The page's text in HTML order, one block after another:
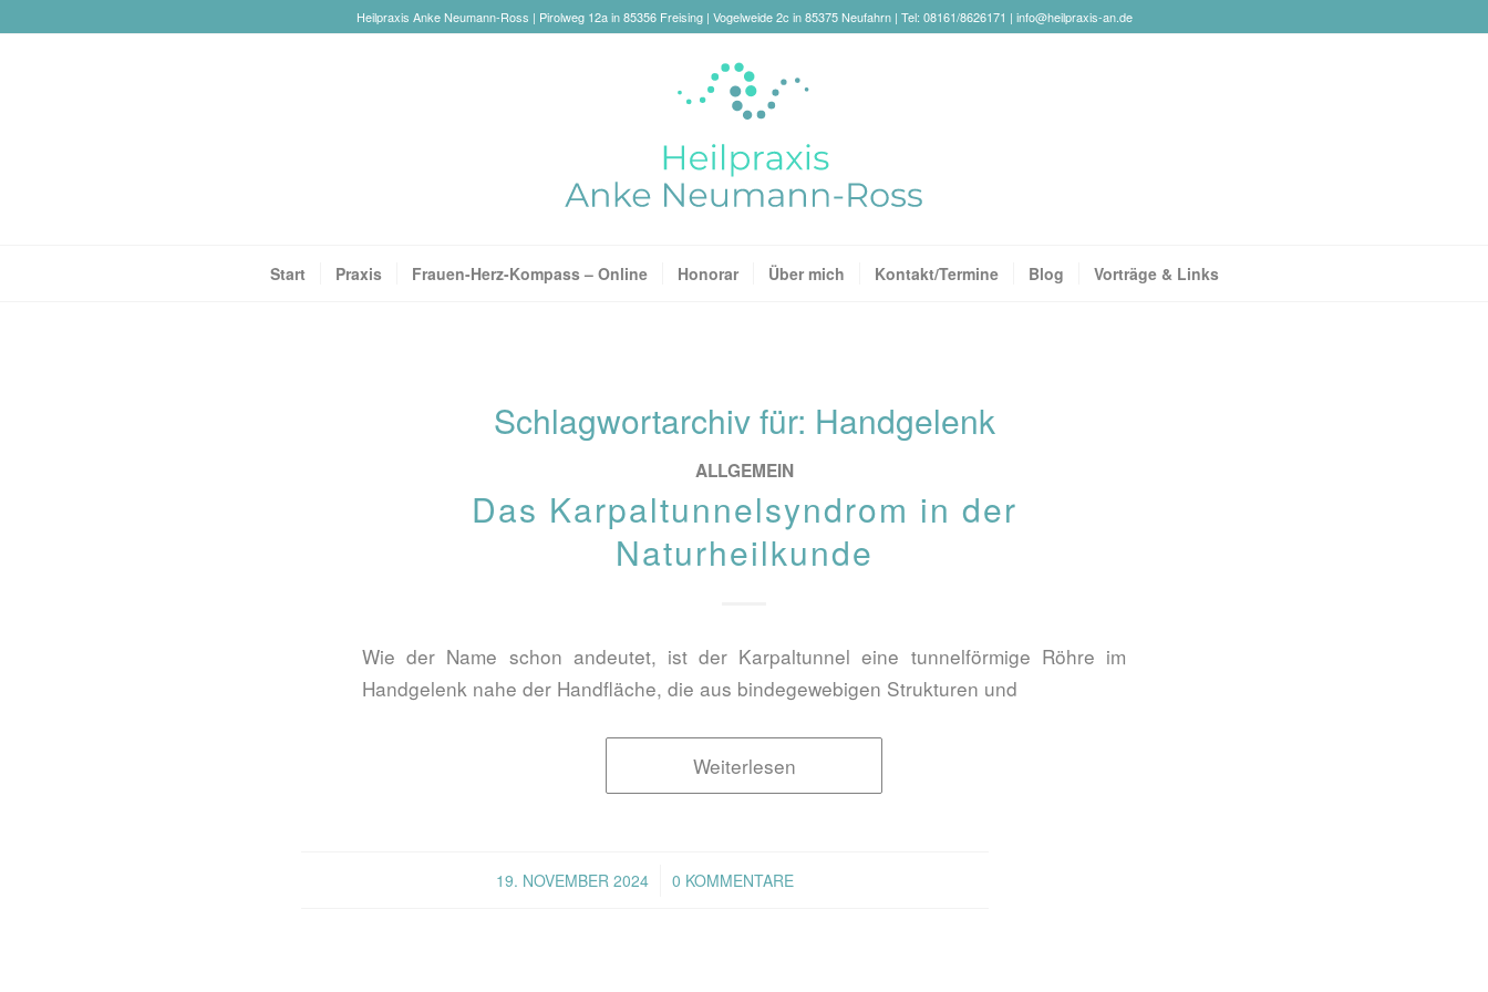
Heilpraxis Anke Neumann-Ross | Pirolweg 12a in 85356 Freising | Vogelweide 2c in 85375 Neufahrn | Tel: 08161/8626171 | info@heilpraxis-an.de
Start Praxis Frauen-Herz-Kompass – Online Honorar Über mich Kontakt/Termine Blog Vorträge & Links
Schlagwortarchiv für: Handgelenk
ALLGEMEIN
Das Karpaltunnelsyndrom in der
Naturheilkunde
Wie der Name schon andeutet, ist der Karpaltunnel eine tunnelförmige Röhre im
Handgelenk nahe der Handfläche, die aus bindegewebigen Strukturen und
Weiterlesen
19. NOVEMBER 2024
/ 0 KOMMENTARE